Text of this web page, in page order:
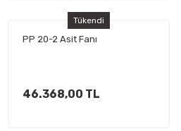
Tükendi
PP 20-2 Asit Fanı
46.368,00 TL